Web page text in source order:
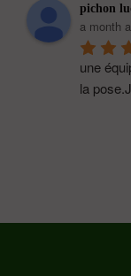
pichon
a month
une
la